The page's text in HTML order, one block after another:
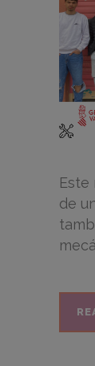
Este
de